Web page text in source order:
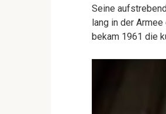
Seine
lang in der
bekam 1961 die